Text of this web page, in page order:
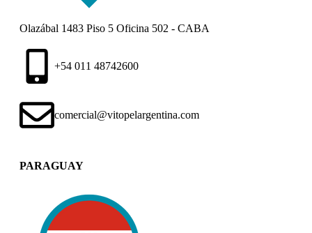
Olazábal 1483 Piso 5 Oficina 502 - CABA
+54 011 48742600​
comercial@vitopelargentina.com​
PARAGUAY